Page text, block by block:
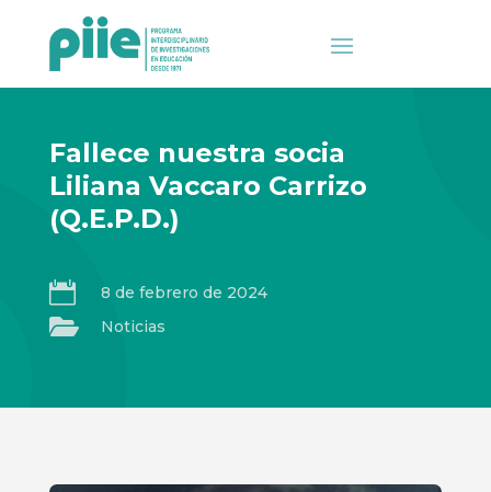
Fallece nuestra socia
Liliana Vaccaro Carrizo
(Q.E.P.D.)
 8 de febrero de 2024
 Noticias